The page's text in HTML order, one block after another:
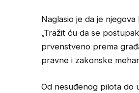
Naglasio je da je
„Tražit ću da se
prvenstveno prema
pravne i zakonske
Od nesuđenog pilota do